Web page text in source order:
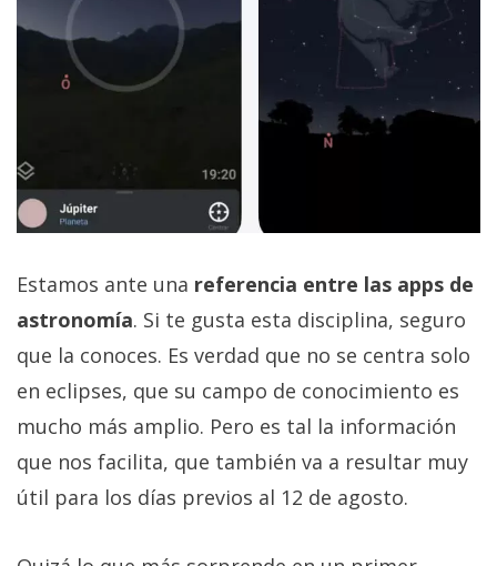
Estamos ante una referencia entre las apps de
astronomía. Si te gusta esta disciplina, seguro
que la conoces. Es verdad que no se centra solo
en eclipses, que su campo de conocimiento es
mucho más amplio. Pero es tal la información
que nos facilita, que también va a resultar muy
útil para los días previos al 12 de agosto.